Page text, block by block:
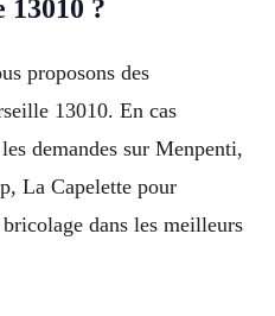
?
proposons des
13010. En cas
demandes sur Menpenti,
La Capelette pour
dans les meilleurs